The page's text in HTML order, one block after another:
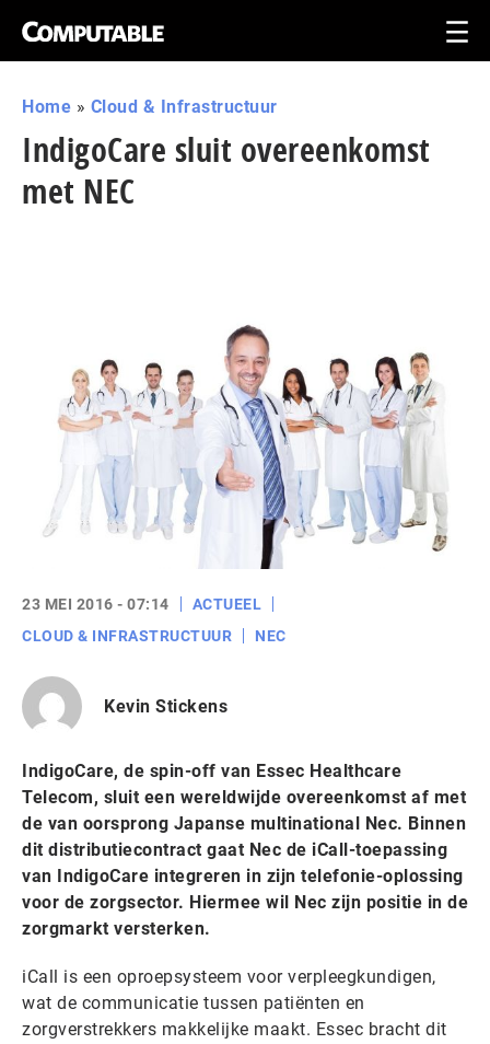
Home » Cloud & Infrastructuur
IndigoCare sluit overeenkomst
met NEC
23 MEI 2016 - 07:14
ACTUEEL
CLOUD & INFRASTRUCTUUR
NEC
Kevin Stickens
IndigoCare, de spin-off van Essec Healthcare
Telecom, sluit een wereldwijde overeenkomst af met
de van oorsprong Japanse multinational Nec. Binnen
dit distributiecontract gaat Nec de iCall-toepassing
van IndigoCare integreren in zijn telefonie-oplossing
voor de zorgsector. Hiermee wil Nec zijn positie in de
zorgmarkt versterken.
iCall is een oproepsysteem voor verpleegkundigen,
wat de communicatie tussen patiënten en
zorgverstrekkers makkelijke maakt. Essec bracht dit